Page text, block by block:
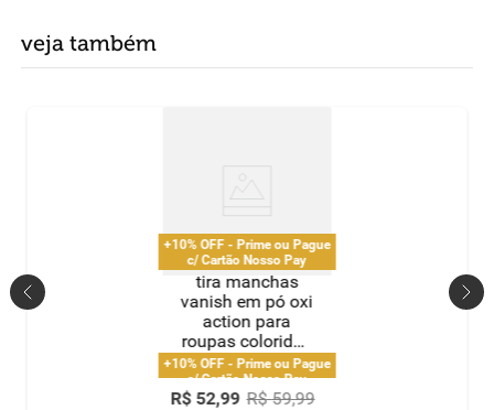
veja também
+10% OFF - Prime ou Pague
c/ Cartão Nosso Pay
tira manchas
vanish em pó oxi
action para
roupas coloridas
refil econômico
1kg
+10% OFF - Prime ou Pague
c/ Cartão Nosso Pay
R$ 52,99 R$ 59,99